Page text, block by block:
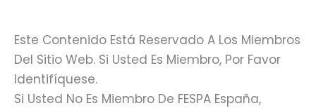
Este Contenido Está Reservado A Los Miembros
Del Sitio Web. Si Usted Es Miembro, Por Favor
Identifíquese.
Si Usted No Es Miembro De FESPA España,